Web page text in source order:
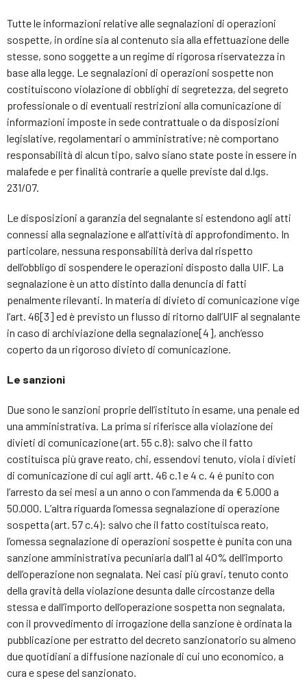
Tutte le informazioni relative alle segnalazioni di operazioni
sospette, in ordine sia al contenuto sia alla effettuazione delle
stesse, sono soggette a un regime di rigorosa riservatezza in
base alla legge. Le segnalazioni di operazioni sospette non
costituiscono violazione di obblighi di segretezza, del segreto
professionale o di eventuali restrizioni alla comunicazione di
informazioni imposte in sede contrattuale o da disposizioni
legislative, regolamentari o amministrative; nè comportano
responsabilità di alcun tipo, salvo siano state poste in essere in
malafede e per finalità contrarie a quelle previste dal d.lgs.
231/07.
Le disposizioni a garanzia del segnalante si estendono agli atti
connessi alla segnalazione e all’attività di approfondimento. In
particolare, nessuna responsabilità deriva dal rispetto
dell’obbligo di sospendere le operazioni disposto dalla UIF. La
segnalazione è un atto distinto dalla denuncia di fatti
penalmente rilevanti. In materia di divieto di comunicazione vige
l’art. 46[3] ed è previsto un flusso di ritorno dall’UIF al segnalante
in caso di archiviazione della segnalazione[4], anch’esso
coperto da un rigoroso divieto di comunicazione.
Le sanzioni
Due sono le sanzioni proprie dell’istituto in esame, una penale ed
una amministrativa. La prima si riferisce alla violazione dei
divieti di comunicazione (art. 55 c.8): salvo che il fatto
costituisca più grave reato, chi, essendovi tenuto, viola i divieti
di comunicazione di cui agli artt. 46 c.1 e 4 c. 4 é punito con
l’arresto da sei mesi a un anno o con l’ammenda da € 5.000 a
50.000. L’altra riguarda l’omessa segnalazione di operazione
sospetta (art. 57 c.4): salvo che il fatto costituisca reato,
l’omessa segnalazione di operazioni sospette è punita con una
sanzione amministrativa pecuniaria dall’1 al 40% dell’importo
dell’operazione non segnalata. Nei casi più gravi, tenuto conto
della gravità della violazione desunta dalle circostanze della
stessa e dall’importo dell’operazione sospetta non segnalata,
con il provvedimento di irrogazione della sanzione è ordinata la
pubblicazione per estratto del decreto sanzionatorio su almeno
due quotidiani a diffusione nazionale di cui uno economico, a
cura e spese del sanzionato.